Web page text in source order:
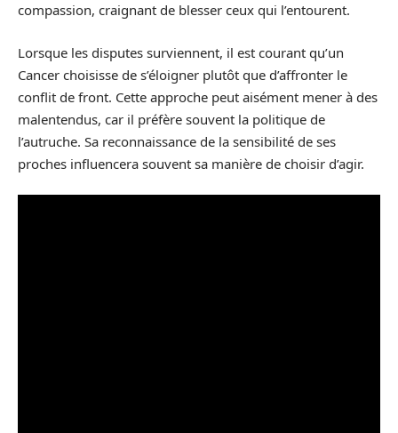
compassion, craignant de blesser ceux qui l’entourent.
Lorsque les disputes surviennent, il est courant qu’un
Cancer choisisse de s’éloigner plutôt que d’affronter le
conflit de front. Cette approche peut aisément mener à des
malentendus, car il préfère souvent la politique de
l’autruche. Sa reconnaissance de la sensibilité de ses
proches influencera souvent sa manière de choisir d’agir.